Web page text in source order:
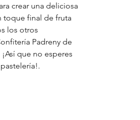
crear una deliciosa
toque final de fruta
los otros
Padreny de
que no esperes